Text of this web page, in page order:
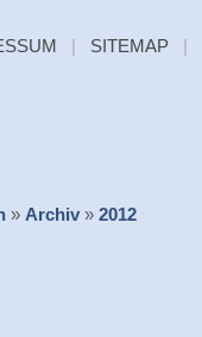
| SITEMAP |
» Archiv » 2012